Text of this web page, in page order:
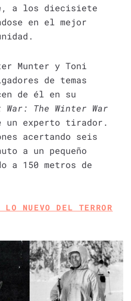
, a los diecisiete
en el mejor
Munter y Toni
de temas
de él en su
The Winter War
un experto tirador.
acertando seis
a un pequeño
a 150 metros de
NUEVO DEL TERROR